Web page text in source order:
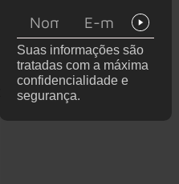
de de
deixar os
palcos
Suas informações são
tratadas com a máxima
confidencialidade e
segurança.